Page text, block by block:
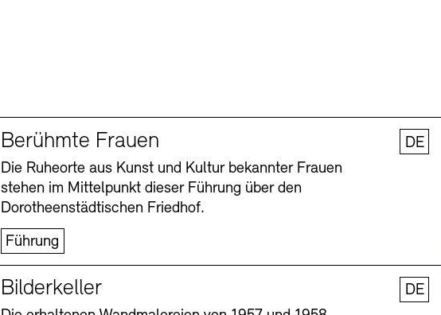
Berühmte Frauen
Die Ruheorte aus Kunst und Kultur bekannter Frauen
stehen im Mittelpunkt dieser Führung über den
Dorotheenstädtischen Friedhof.
Führung
DE
Bilderkeller
DE